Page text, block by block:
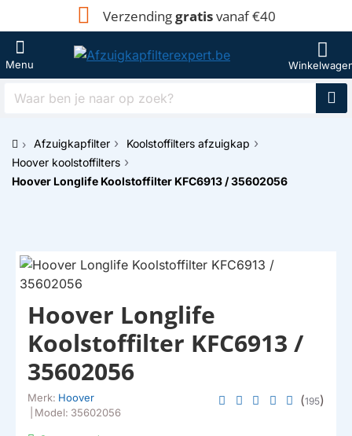
Verzendinggratisvanaf €40
Waar
naar
op
zoek?
h
o
Afzuigkapfilter
Koolstoffilters afzuigkap
Hoover koolstoffilters
Hoover Longlife Koolstoffilter KFC6913 / 35602056
Hoover Longlife
Koolstoffilter KFC6913 /
35602056
Merk: Hoover
Model: 35602056
(195)